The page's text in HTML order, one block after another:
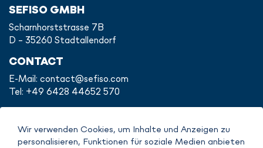
SEFISO GMBH
Scharnhorststrasse 7B
D - 35260 Stadtallendorf
CONTACT
E-Mail: contact@sefiso.com
Tel: +49 6428 44652 570
Wir verwenden Cookies, um Inhalte und Anzeigen zu
personalisieren, Funktionen für soziale Medien anbieten